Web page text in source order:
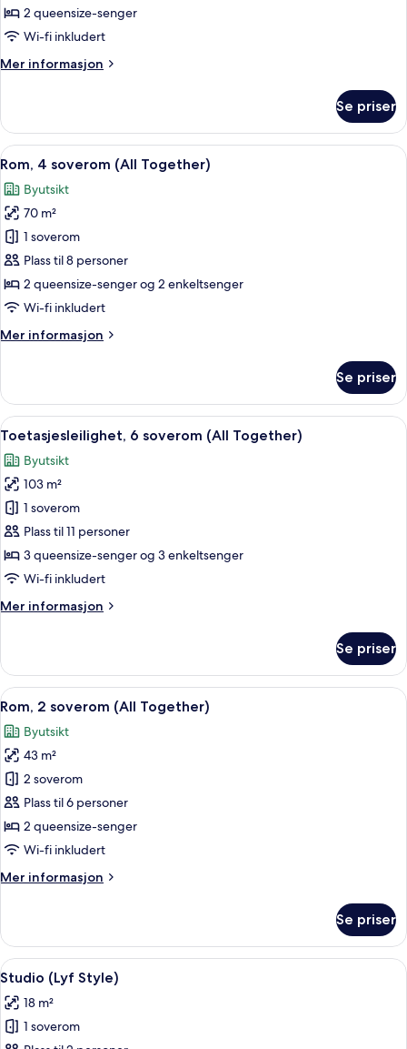
soverom
(Two
a
2 queensize-senger
Wi-fi inkludert
Mer informasjon
Mer
2
soverom
(Two
a
Kind)
Se priser
Åpne
alle
bildene
av
Rom,
4
soverom
(All
Rom, 4 soverom (All Together) |
6
Rom, 4 soverom (All Together)
Byutsikt
70 m²
1 soverom
Plass til 8 personer
2 queensize-senger og 2 enkeltsenger
Wi-fi inkludert
Mer informasjon
Mer
4
soverom
(All
Together)
Se priser
Åpne
alle
bildene
av
Toetasjesleilighet,
6
soverom
(All
Safe på rommet, skrivebord og
8
Toetasjesleilighet, 6 soverom (All Together)
Byutsikt
103 m²
1 soverom
Plass til 11 personer
3 queensize-senger og 3 enkeltsenger
Wi-fi inkludert
Mer informasjon
Mer
6
soverom
(All
Se priser
Åpne
alle
bildene
av
Rom,
2
soverom
(All
Safe på rommet, skrivebord og
5
Rom, 2 soverom (All Together)
Byutsikt
43 m²
2 soverom
Plass til 6 personer
2 queensize-senger
Wi-fi inkludert
Mer informasjon
Mer
2
soverom
(All
Together)
Se priser
Åpne
alle
bildene
av
Studio (Lyf Style) | Safe på rommet,
2
Studio (Lyf Style)
18 m²
1 soverom